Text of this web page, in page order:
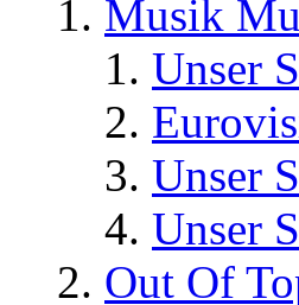
Musik
Unser
Unser
Unser
Out Of